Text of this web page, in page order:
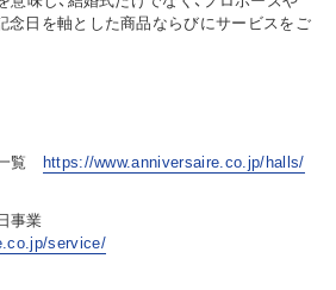
念日を軸とした商品ならびにサービスをご
覧 https://www.anniversaire.co.jp/halls/
事業
service/